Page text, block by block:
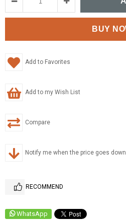
Add to Favorites
Add to my Wish List
Compare
Notify me when the price goes down
RECOMMEND
WhatsApp